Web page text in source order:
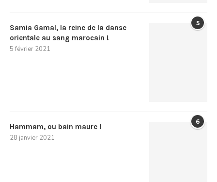
5
Samia Gamal, la reine de la danse
orientale au sang marocain !
5 février 2021
6
Hammam, ou bain maure !
28 janvier 2021